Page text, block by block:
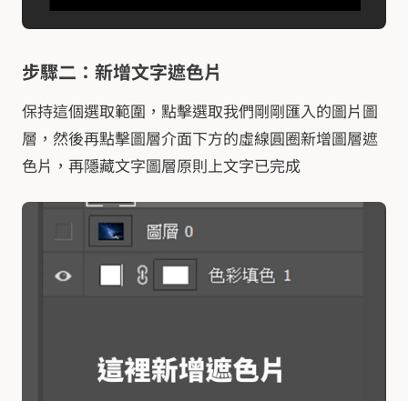
步驟二：新增文字遮色片
保持這個選取範圍，點擊選取我們剛剛匯入的圖片圖
層，然後再點擊圖層介面下方的虛線圓圈新增圖層遮
色片，再隱藏文字圖層原則上文字已完成